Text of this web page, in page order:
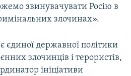
звинувачувати Росію в
злочинах».
єдиної державної політики
злочинців і терористів,
ініціативи